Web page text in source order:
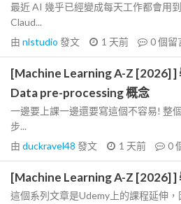
最近 AI 幾乎已經變成每天工作都會用
Claud...
由 nlstudio 發文 1 天前 0個留
[Machine Learning A-Z [2026] ]
Data pre-processing 概念
一邊要上課一邊還要寫這個不容易! 整
步...
由 duckravel48 發文 1 天前 0
[Machine Learning A-Z [2026] ]
這個系列文章是Udemy上的課程延伸